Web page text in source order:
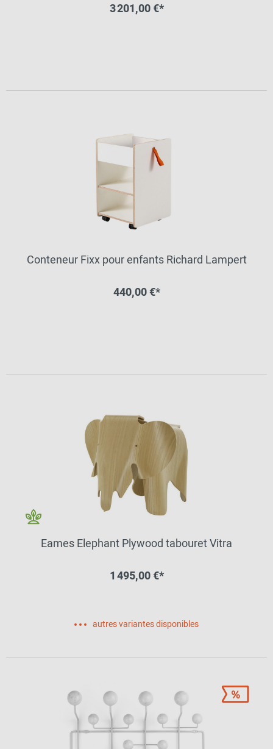
3 201,00 €*
Conteneur Fixx pour enfants Richard Lampert
440,00 €*
Eames Elephant Plywood tabouret Vitra
1 495,00 €*
autres variantes disponibles